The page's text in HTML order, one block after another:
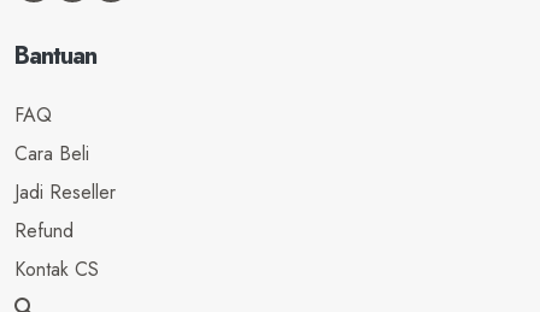
Bantuan
FAQ
Cara Beli
Jadi Reseller
Refund
Kontak CS